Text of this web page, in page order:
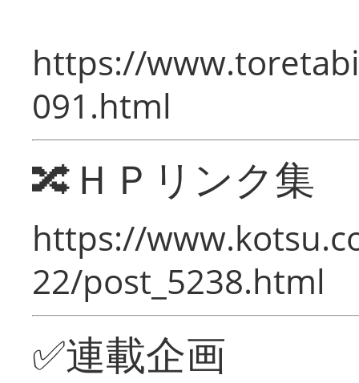
https://
091.html
🔀ＨＰリンク集
https://
22/post_5238.html
✅連載企画